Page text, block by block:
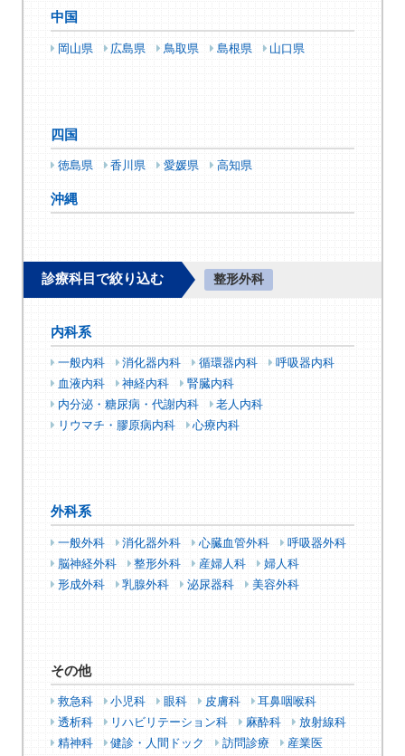
中国
岡山県 広島県 鳥取県 島根県 山口県
四国
徳島県 香川県 愛媛県 高知県
沖縄
診療科目で絞り込む 整形外科
内科系
一般内科 消化器内科 循環器内科
呼吸器内科
血液内科
神経内科
腎臓内科
内分泌・糖尿病・代謝内科
老人内科
リウマチ・膠原病内科
心療内科
外科系
一般外科 消化器外科 心臓血管外科
呼吸器外科
脳神経外科
整形外科 産婦人科
婦人科
形成外科
乳腺外科 泌尿器科 美容外科
その他
救急科 小児科 眼科 皮膚科
耳鼻咽喉科
透析科
リハビリテーション科 麻酔科
放射線科
精神科
健診・人間ドック 訪問診療 産業医